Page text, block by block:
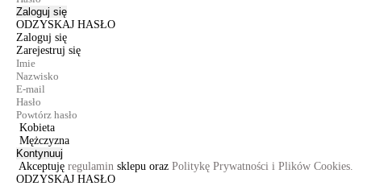
Zaloguj się
ODZYSKAJ HASŁO
Zaloguj się
Zarejestruj się
Kobieta
Mężczyzna
Kontynuuj
Akceptuję regulamin sklepu oraz Politykę Prywatności i Plików Cookies.
ODZYSKAJ HASŁO